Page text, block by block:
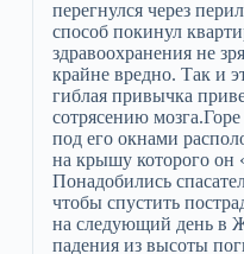
перегнулся через
способ покинул
здравоохранения не
крайне вредно. Так и
гиблая привычка
сотрясению
под его окнами
на крышу которого он
Понадобились
чтобы спустить
на следующий день в
падения из высоты